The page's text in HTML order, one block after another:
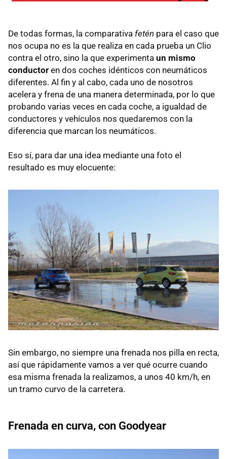
De todas formas, la comparativa fetén para el caso que
nos ocupa no es la que realiza en cada prueba un Clio
contra el otro, sino la que experimenta un mismo
conductor en dos coches idénticos con neumáticos
diferentes. Al fin y al cabo, cada uno de nosotros
acelera y frena de una manera determinada, por lo que
probando varias veces en cada coche, a igualdad de
conductores y vehículos nos quedaremos con la
diferencia que marcan los neumáticos.
Eso sí, para dar una idea mediante una foto el
resultado es muy elocuente:
Sin embargo, no siempre una frenada nos pilla en recta,
así que rápidamente vamos a ver qué ocurre cuando
esa misma frenada la realizamos, a unos 40 km/h, en
un tramo curvo de la carretera.
Frenada en curva, con Goodyear